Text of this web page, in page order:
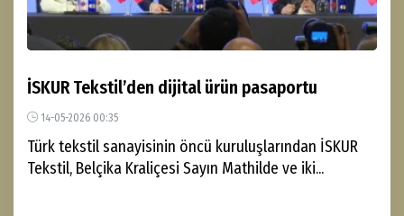
İSKUR Tekstil’den dijital ürün pasaportu
14-05-2026 00:35
Türk tekstil sanayisinin öncü kuruluşlarından İSKUR
Tekstil, Belçika Kraliçesi Sayın Mathilde ve iki...